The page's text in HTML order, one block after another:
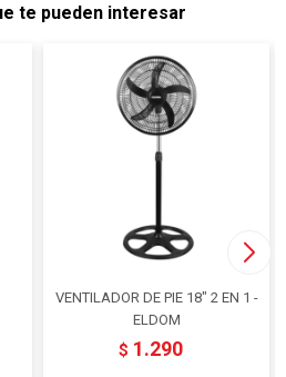
te pueden interesar
VENTILADOR DE PIE 18" 2 EN 1 -
ELDOM
$ 1.290